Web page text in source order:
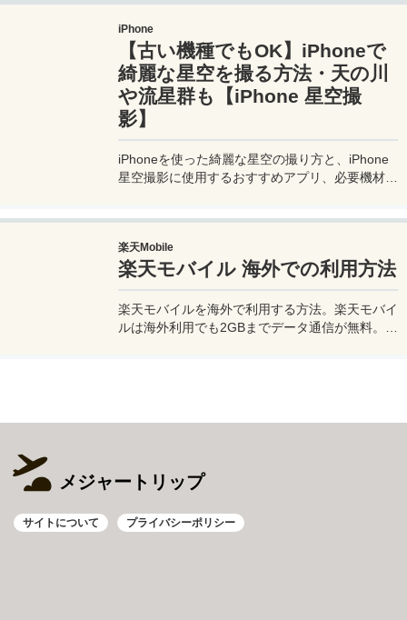
便利な情報、かかった費用など様々な情報をお届
け！夫婦喧嘩あり、ホロッと涙することもあり、
中年夫婦の等身大旅行記ブログ。
iPhone
【古い機種でもOK】iPhoneで
綺麗な星空を撮る方法・天の川
や流星群も【iPhone 星空撮
影】
iPhoneを使った綺麗な星空の撮り方と、iPhone
星空撮影に使用するおすすめアプリ、必要機材な
ば流星群の流れ星も撮影可能なので、iPhoneで
綺麗な星空撮影をしたいときはチャレンジしてみ
よう。
楽天Mobile
楽天モバイル 海外での利用方法
楽天モバイルを海外で利用する方法。楽天モバイ
ルは海外利用でも2GBまでデータ通信が無料。ま
メジャートリップ
サイトについて プライバシーポリシー